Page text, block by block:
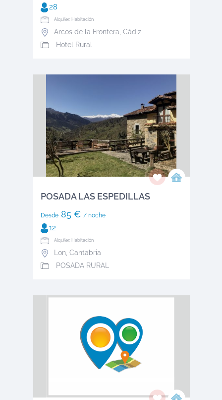
28
Alquiler: Habitación
Arcos de la Frontera, Cádiz
Hotel Rural
POSADA LAS ESPEDILLAS
Desde85 € / noche
12
Alquiler: Habitación
Lon, Cantabria
POSADA RURAL